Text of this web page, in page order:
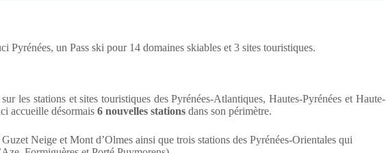
Pyrénées, un Pass ski pour 14 domaines skiables et 3 sites touristiques.
les stations et sites touristiques des Pyrénées-Atlantiques, Hautes-Pyrénées et Haute-
accueille désormais 6 nouvelles stations dans son périmètre.
Neige et Mont d’Olmes ainsi que trois stations des Pyrénées-Orientales qui